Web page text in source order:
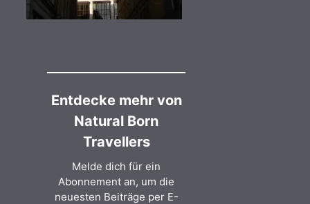
Entdecke mehr von
Natural Born
Travellers
Melde dich für ein
Abonnement an, um die
neuesten Beiträge per E-